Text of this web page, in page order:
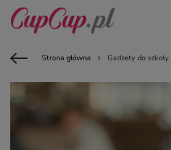
Strona główna Gadżety do szkoły